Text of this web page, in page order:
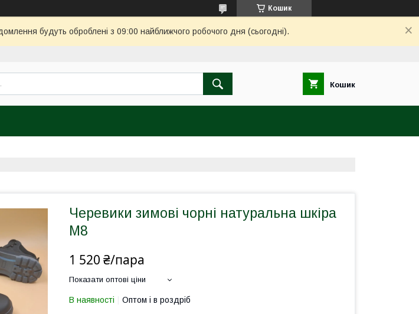
Кошик
будуть оброблені з 09:00 найближчого робочого дня (сьогодні).
Кошик
Черевики зимові чорні натуральна шкіра
М8
1 520 ₴/пара
Показати оптові ціни
В наявності Оптом і в роздріб